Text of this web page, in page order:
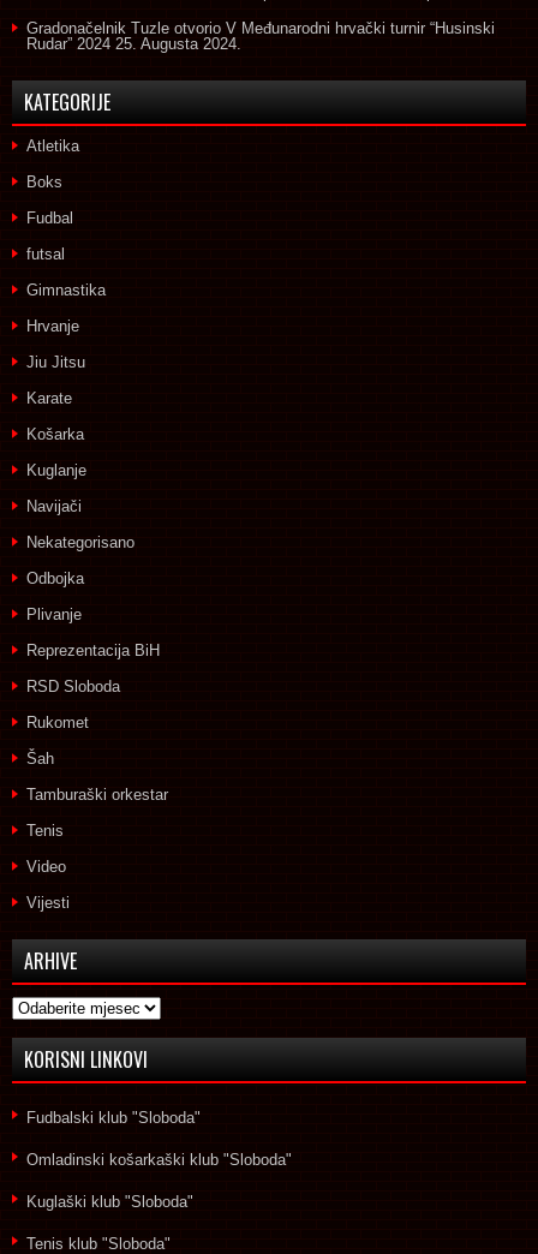
Gradonačelnik Tuzle otvorio V Međunarodni hrvački turnir “Husinski
Rudar” 2024 25. Augusta 2024.
KATEGORIJE
Atletika
Boks
Fudbal
futsal
Gimnastika
Hrvanje
Jiu Jitsu
Karate
Košarka
Kuglanje
Navijači
Nekategorisano
Odbojka
Plivanje
Reprezentacija BiH
RSD Sloboda
Rukomet
Šah
Tamburaški orkestar
Tenis
Video
Vijesti
ARHIVE
Arhive
KORISNI LINKOVI
Fudbalski klub "Sloboda"
Omladinski košarkaški klub "Sloboda"
Kuglaški klub "Sloboda"
Tenis klub "Sloboda"